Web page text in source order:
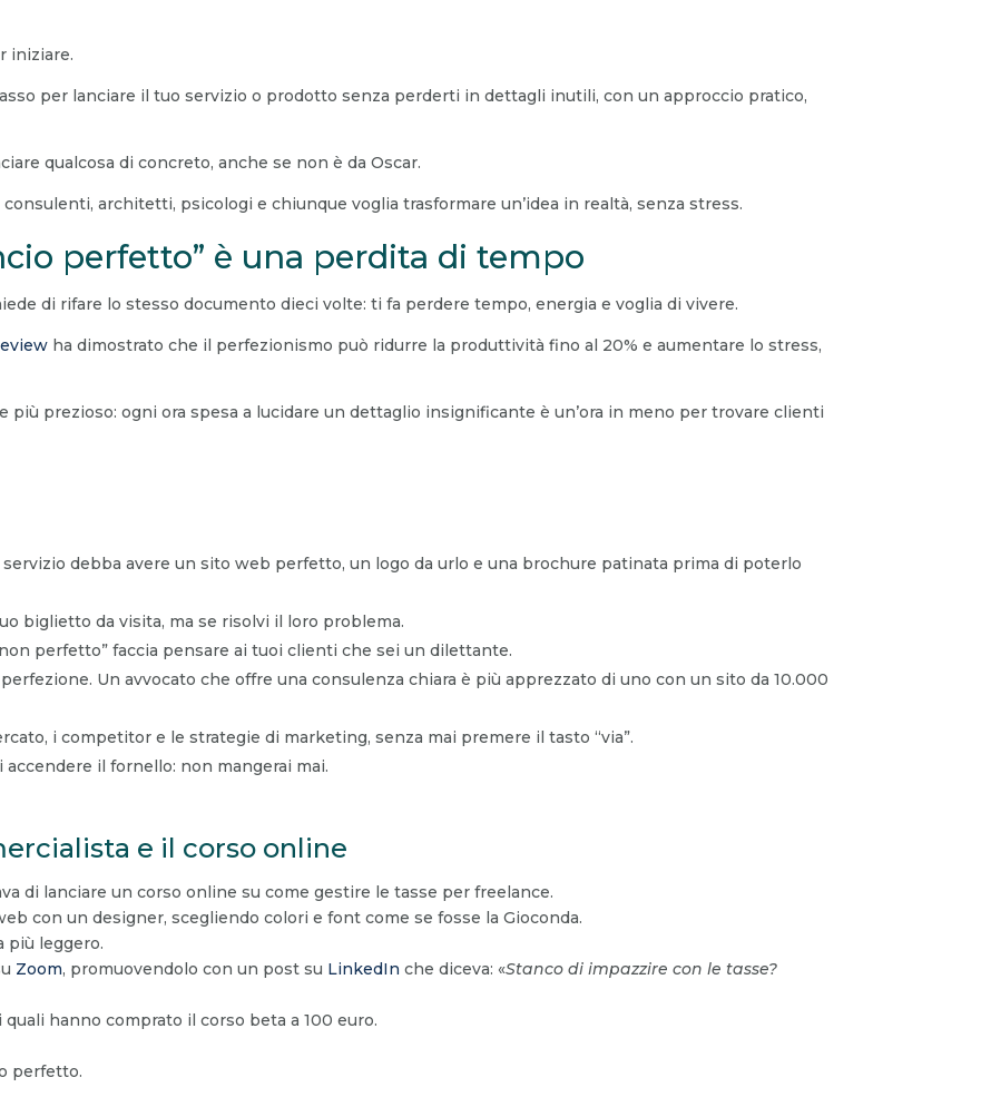
iniziare.
per lanciare il tuo servizio o prodotto senza perderti in dettagli inutili, con un approccio pratico,
qualcosa di concreto, anche se non è da Oscar.
architetti, psicologi e chiunque voglia trasformare un’idea in realtà, senza stress.
perfetto” è una perdita di tempo
di rifare lo stesso documento dieci volte: ti fa perdere tempo, energia e voglia di vivere.
ha dimostrato che il perfezionismo può ridurre la produttività fino al 20% e aumentare lo stress,
prezioso: ogni ora spesa a lucidare un dettaglio insignificante è un’ora in meno per trovare clienti
debba avere un sito web perfetto, un logo da urlo e una brochure patinata prima di poterlo
biglietto da visita, ma se risolvi il loro problema.
perfetto” faccia pensare ai tuoi clienti che sei un dilettante.
Un avvocato che offre una consulenza chiara è più apprezzato di uno con un sito da 10.000
i competitor e le strategie di marketing, senza mai premere il tasto “via”.
il fornello: non mangerai mai.
e il corso online
di lanciare un corso online su come gestire le tasse per freelance.
con un designer, scegliendo colori e font come se fosse la Gioconda.
più leggero.
Zoom, promuovendolo con un post su LinkedIn che diceva: «Stanco di impazzire con le tasse?
hanno comprato il corso beta a 100 euro.
perfetto.